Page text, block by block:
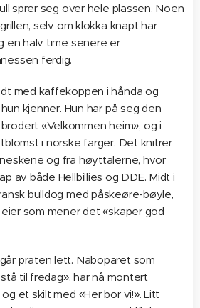
sprer seg over hele plassen. Noen
selv om klokka knapt har
en halv time senere er
ferdig.
med kaffekoppen i hånda og
kjenner. Hun har på seg den
«Velkommen heim», og i
i norske farger. Det knitrer
og fra høyttalerne, hvor
av både Hellbillies og DDE. Midt i
bulldog med påskeøre-bøyle,
som mener det «skaper god
praten lett. Naboparet som
til fredag», har nå montert
et skilt med «Her bor vi!». Litt